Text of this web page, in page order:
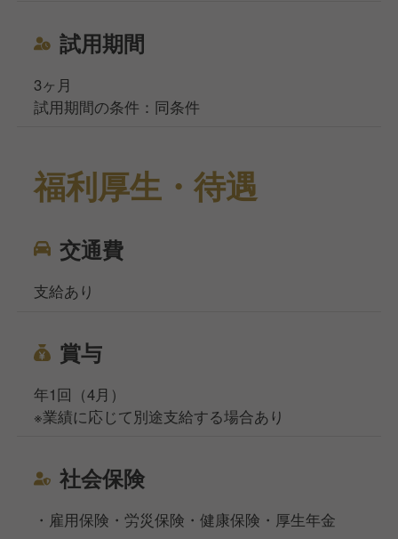
試用期間
3ヶ月
試用期間の条件：同条件
福利厚生・待遇
交通費
支給あり
賞与
年1回（4月）
※業績に応じて別途支給する場合あり
社会保険
・雇用保険・労災保険・健康保険・厚生年金